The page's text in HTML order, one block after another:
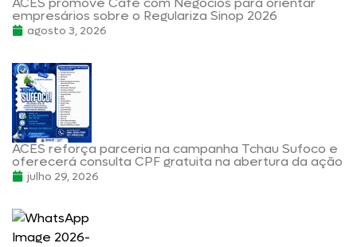
empresários sobre o Regulariza Sinop 2026
agosto 3, 2026
ACES reforça parceria na campanha Tchau Sufoco e
oferecerá consulta CPF gratuita na abertura da ação
julho 29, 2026